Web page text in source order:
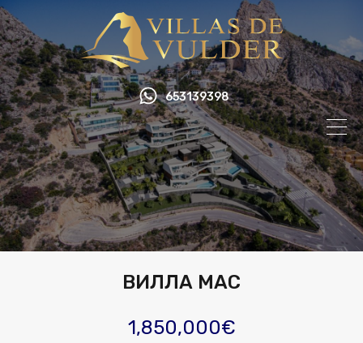
653139398
ВИЛЛА МАС
1,850,000€